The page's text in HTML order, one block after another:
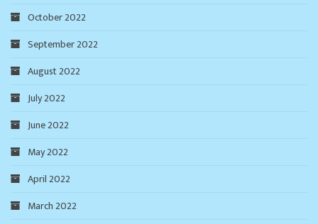
October 2022
September 2022
August 2022
July 2022
June 2022
May 2022
April 2022
March 2022